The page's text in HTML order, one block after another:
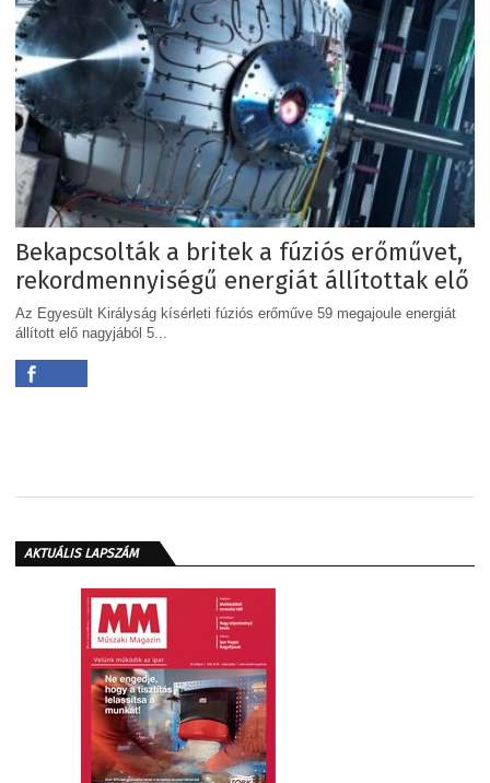
Bekapcsolták a britek a fúziós erőművet,
rekordmennyiségű energiát állítottak elő
Az Egyesült Királyság kísérleti fúziós erőműve 59 megajoule energiát
állított elő nagyjából 5...
AKTUÁLIS LAPSZÁM